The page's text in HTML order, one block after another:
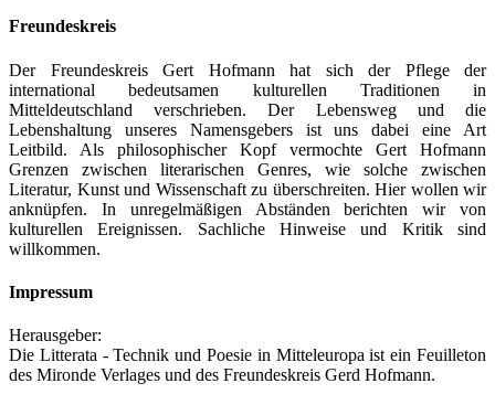
Freundeskreis
Der Freundeskreis Gert Hofmann hat sich der Pflege der
international bedeutsamen kulturellen Traditionen in
Mitteldeutschland verschrieben. Der Lebensweg und die
Lebenshaltung unseres Namensgebers ist uns dabei eine Art
Leitbild. Als philosophischer Kopf vermochte Gert Hofmann
Grenzen zwischen literarischen Genres, wie solche zwischen
Literatur, Kunst und Wissenschaft zu überschreiten. Hier wollen wir
anknüpfen. In unregelmäßigen Abständen berichten wir von
kulturellen Ereignissen. Sachliche Hinweise und Kritik sind
willkommen.
Impressum
Herausgeber:
Die Litterata - Technik und Poesie in Mitteleuropa ist ein Feuilleton
des Mironde Verlages und des Freundeskreis Gerd Hofmann.